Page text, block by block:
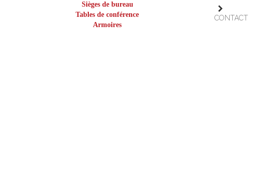
Sièges de bureau
Tables de conférence
Armoires
CONTACT